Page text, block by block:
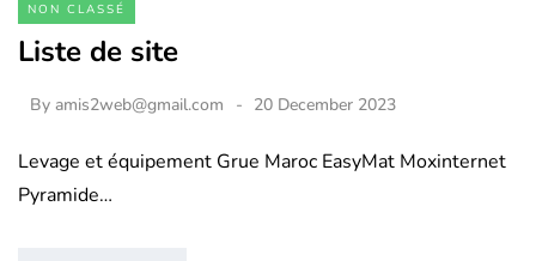
NON CLASSÉ
Liste de site
By amis2web@gmail.com 20 December 2023
Levage et équipement Grue Maroc EasyMat Moxinternet
Pyramide…